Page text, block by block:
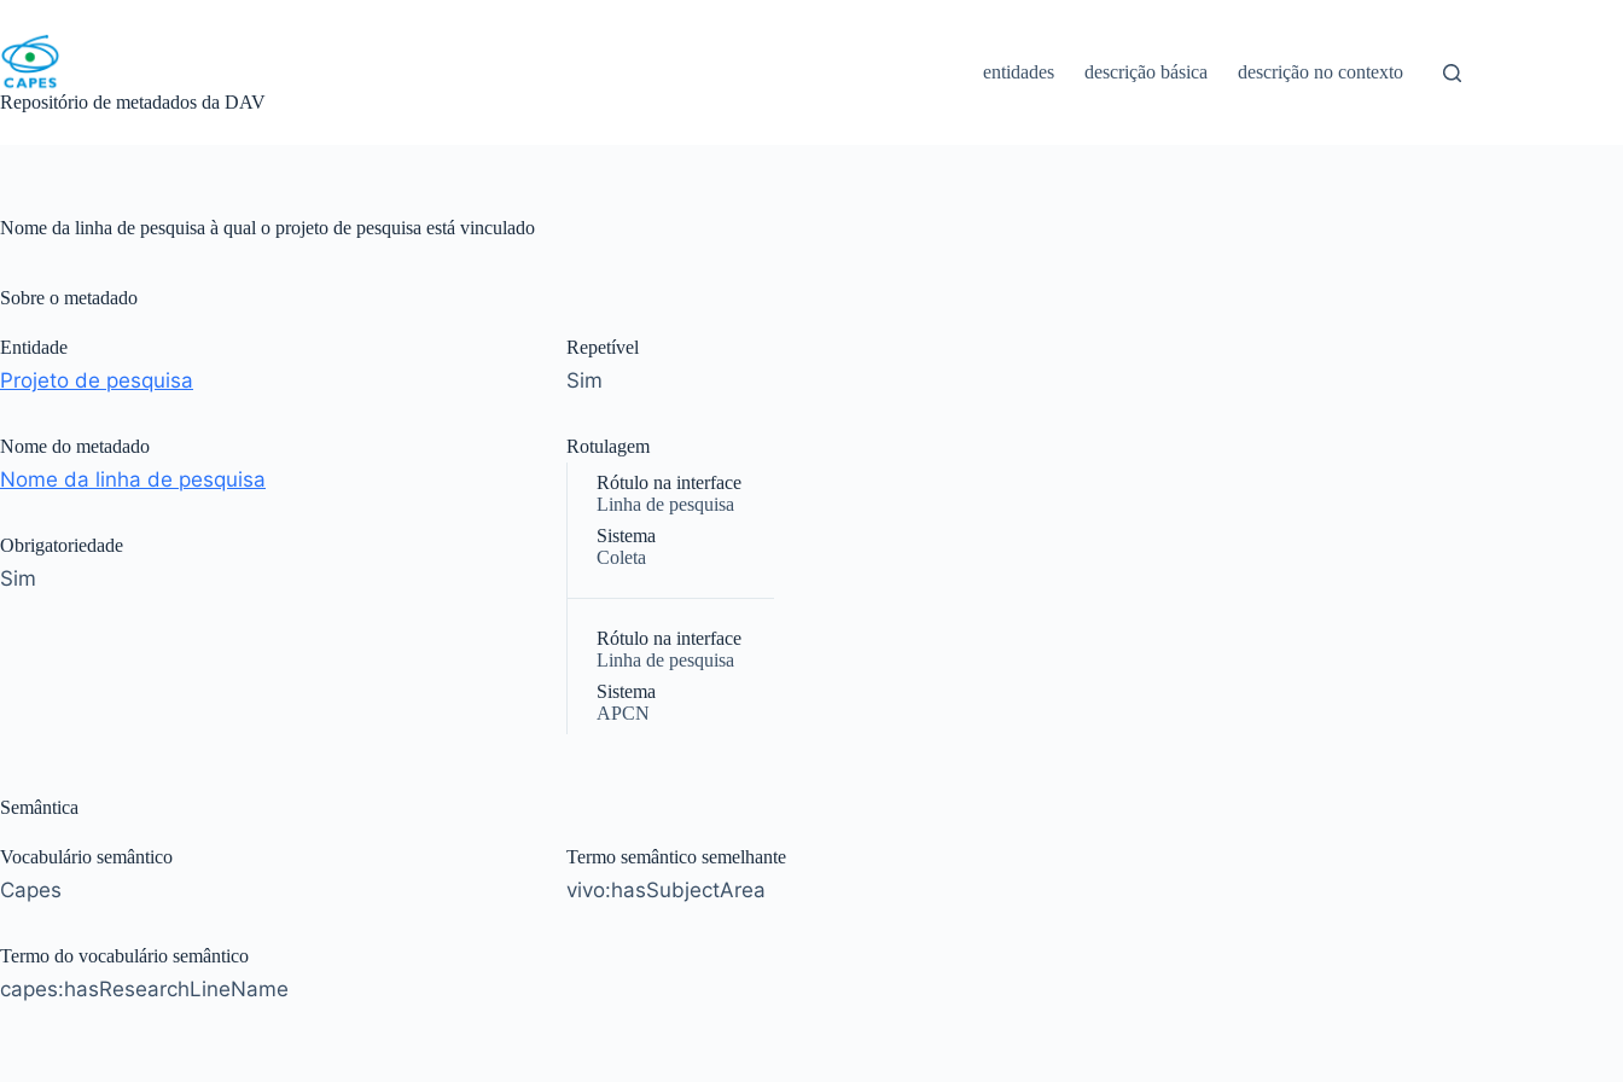
content
Repositório de metadados da DAV
entidades descrição básica descrição no contexto
Nome da linha de pesquisa à qual o projeto de pesquisa está vinculado
Sobre o metadado
Entidade
Projeto de pesquisa
Nome do metadado
Nome da linha de pesquisa
Obrigatoriedade
Sim
Repetível
Sim
Rotulagem
Rótulo na interface
Linha de pesquisa
Sistema
Coleta
Rótulo na interface
Linha de pesquisa
Sistema
APCN
Semântica
Vocabulário semântico
Capes
Termo do vocabulário semântico
capes:hasResearchLineName
Termo semântico semelhante
vivo:hasSubjectArea